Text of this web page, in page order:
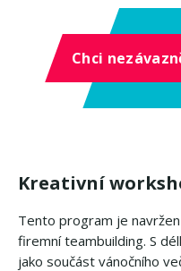
Chci
Kreativní
Tento program je
firemní teambuilding. S
jako součást vánočního